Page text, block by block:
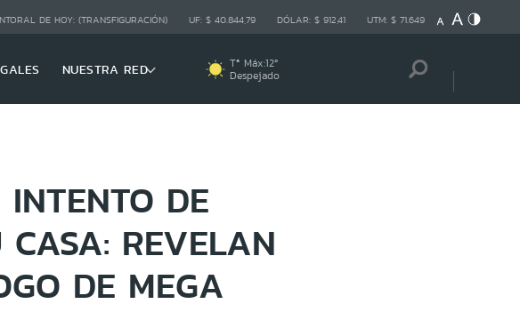
DE HOY: (TRANSFIGURACIÓN) UF: $ 40.844,79 DÓLAR: $ 912,41 UTM: $ 71.649
NUESTRA RED Tª Máx:12º
Despejado
DE
REVELAN
DE MEGA